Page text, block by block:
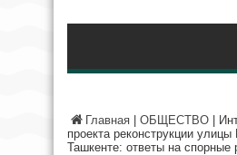
Главная ОБЩЕСТВО
проекта реконструкции
Ташкенте: ответы на спорные